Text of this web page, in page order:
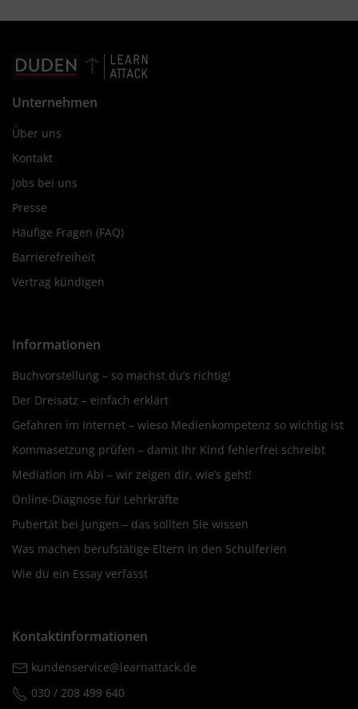
Unternehmen
Über uns
Kontakt
Jobs bei uns
Presse
Häufige Fragen (FAQ)
Barrierefreiheit
Vertrag kündigen
Informationen
Buchvorstellung – so machst du’s richtig!
Der Dreisatz – einfach erklärt
Gefahren im Internet – wieso Medienkompetenz so wichtig ist
Kommasetzung prüfen – damit Ihr Kind fehlerfrei schreibt
Mediation im Abi – wir zeigen dir, wie’s geht!
Online-Diagnose für Lehrkräfte
Pubertät bei Jungen – das sollten Sie wissen
Was machen berufstätige Eltern in den Schulferien
Wie du ein Essay verfasst
Kontaktinformationen
kundenservice@learnattack.de
030 / 208 499 640